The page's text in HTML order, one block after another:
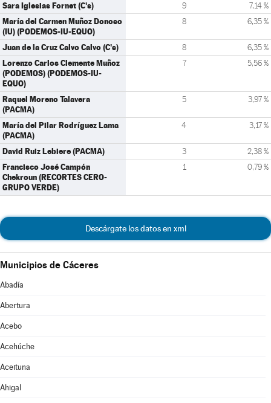
Sara Iglesias Fornet (C's) 9 7,14 %
María del Carmen Muñoz Donoso
(IU) (PODEMOS-IU-EQUO)
8 6,35 %
Juan de la Cruz Calvo Calvo (C's) 8 6,35 %
Lorenzo Carlos Clemente Muñoz
(PODEMOS) (PODEMOS-IU-
EQUO)
7 5,56 %
Raquel Moreno Talavera
(PACMA)
5 3,97 %
María del Pilar Rodríguez Lama
(PACMA)
4 3,17 %
David Ruiz Lebiere (PACMA) 3 2,38 %
Francisco José Campón
Chekroun (RECORTES CERO-
GRUPO VERDE)
1 0,79 %
Descárgate los datos en xml
Municipios de Cáceres
Abadía
Abertura
Acebo
Acehúche
Aceituna
Ahigal